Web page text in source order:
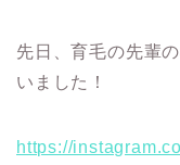
先日、育毛の先輩
いました！
https://